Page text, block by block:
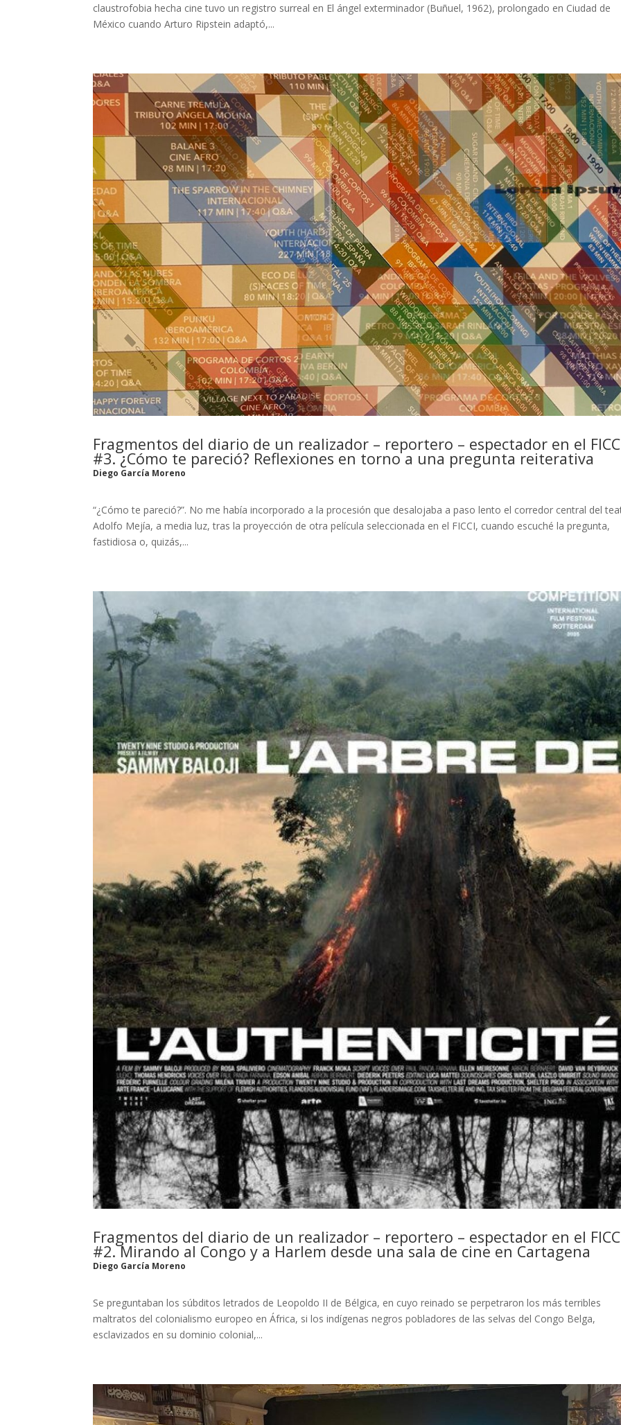
claustrofobia hecha cine tuvo un registro surreal en El ángel exterminador (Buñuel, 1962), prolongado en Ciudad de
México cuando Arturo Ripstein adaptó,...
Fragmentos del diario de un realizador – reportero – espectador en el
#3. ¿Cómo te pareció? Reflexiones en torno a una pregunta reiterativa
Diego García Moreno
“¿Cómo te pareció?”. No me había incorporado a la procesión que desalojaba a paso lento el corredor central del
Adolfo Mejía, a media luz, tras la proyección de otra película seleccionada en el FICCI, cuando escuché la pregunta,
fastidiosa o, quizás,...
Fragmentos del diario de un realizador – reportero – espectador en el
#2. Mirando al Congo y a Harlem desde una sala de cine en Cartagena
Diego García Moreno
Se preguntaban los súbditos letrados de Leopoldo II de Bélgica, en cuyo reinado se perpetraron los más terribles
maltratos del colonialismo europeo en África, si los indígenas negros pobladores de las selvas del Congo Belga,
esclavizados en su dominio colonial,...